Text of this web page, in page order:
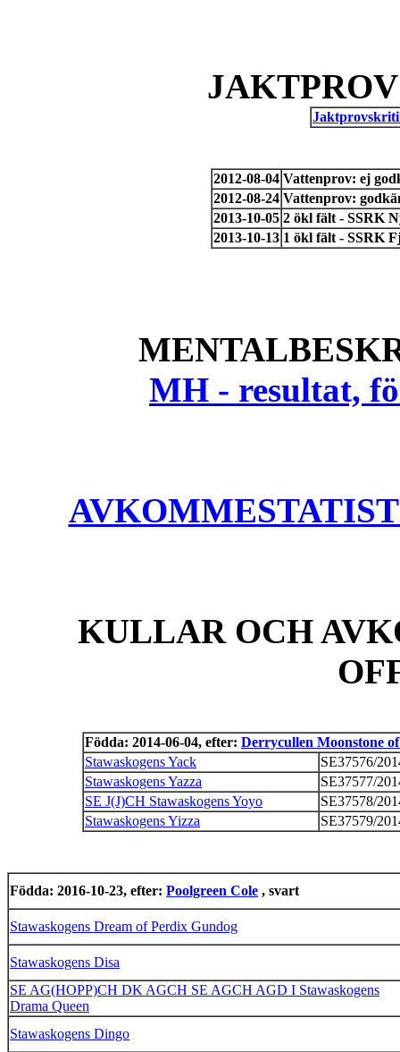
2012-08-04 Vattenprov: ej
2012-08-24 Vattenprov:
2013-10-05 2 ökl fält - SSRK
2013-10-13 1 ökl fält - SSRK
MH - resultat,
KULLAR OCH
Födda: 2014-06-04, efter: Derrycullen Moonstone
Stawaskogens Yack
SE37576/
Stawaskogens Yazza
SE37577/
SE J(J)CH Stawaskogens Yoyo
SE37578/
Stawaskogens Yizza
SE37579/
Födda: 2016-10-23, efter: Poolgreen Cole , svart
Stawaskogens Dream of Perdix Gundog
Stawaskogens Disa
SE AG(HOPP)CH DK AGCH SE AGCH AGD I Stawaskogens
Drama Queen
Stawaskogens Dingo